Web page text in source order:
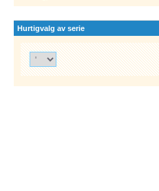
Hurtigvalg av serie